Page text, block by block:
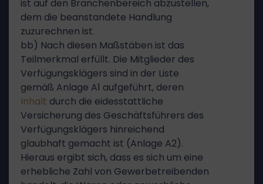
ist auf den Branchenbereich abzustellen,
dem die beanstandete Handlung
zuzurechnen ist.
bb) Nach diesen Maßstäben ist das
Teilmerkmal erfüllt. Die Mitglieder des
Verfügungsklägers sind in der Liste
gemäß Anlage A1 aufgeführt, deren
Inhalt durch die eidesstattliche
Versicherung des Geschäftsführers des
Verfügungsklägers hinreichend
glaubhaft gemacht ist (Anlage A2).
Hieraus ergibt sich, dass es sich um eine
erhebliche Zahl von Gewerbetreibenden